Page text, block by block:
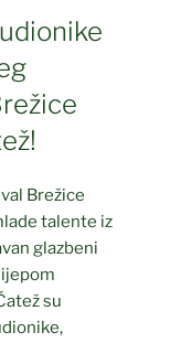
Brežice
talente iz
glazbeni
su